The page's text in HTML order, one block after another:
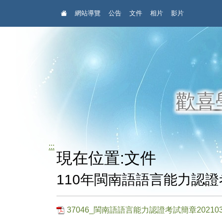
網站導覽 公告 文件 相片 影片
歡喜
:::
現在位置:文件
110年閩南語語言能力認
37046_閩南語語言能力認證考試簡章